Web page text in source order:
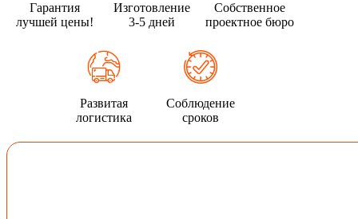
Гарантия
лучшей цены!
Изготовление
3-5 дней
Собственное
проектное бюро
Развитая
логистика
Соблюдение
сроков